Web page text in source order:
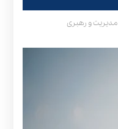
مدیریت و رهبری